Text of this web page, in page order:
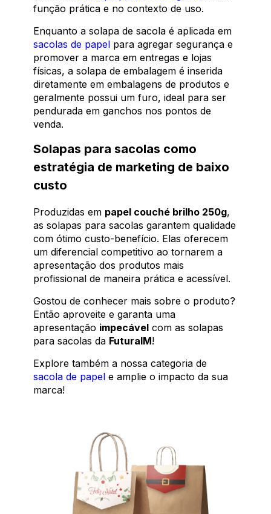
função prática e no contexto de uso.
Enquanto a solapa de sacola é aplicada em
sacolas de papel para agregar segurança e
promover a marca em entregas e lojas
físicas, a solapa de embalagem é inserida
diretamente em embalagens de produtos e
geralmente possui um furo, ideal para ser
pendurada em ganchos nos pontos de
venda.
Solapas para sacolas como
estratégia de marketing de baixo
custo
Produzidas em papel couché brilho 250g,
as solapas para sacolas garantem qualidade
com ótimo custo-benefício. Elas oferecem
um diferencial competitivo ao tornarem a
apresentação dos produtos mais
profissional de maneira prática e acessível.
Gostou de conhecer mais sobre o produto?
Então aproveite e garanta uma
apresentação impecável com as solapas
para sacolas da FuturaIM!
Explore também a nossa categoria de
sacola de papel e amplie o impacto da sua
marca!